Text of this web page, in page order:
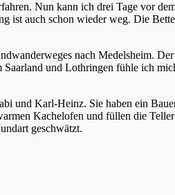
Nun kann ich drei Tage vor
ist auch schon wieder weg. Die
nach Medelsheim.
und Lothringen fühle ich
und Karl-Heinz. Sie haben ein
Kachelofen und füllen die
geschwätzt.